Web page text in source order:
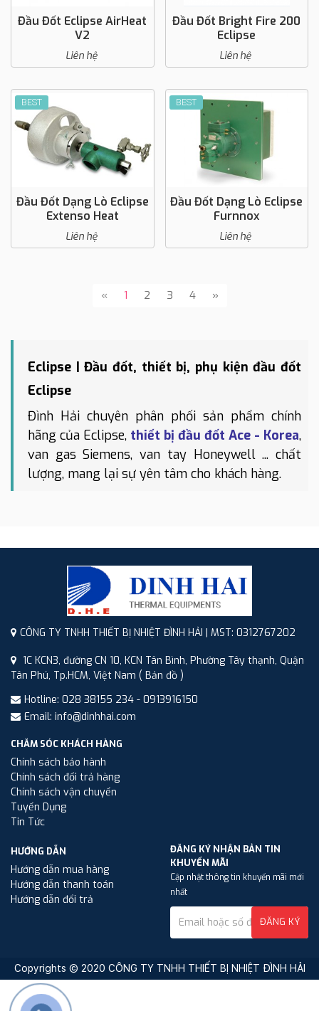
Đầu Đốt Eclipse AirHeat
V2
Liên hệ
Đầu Đốt Bright Fire 200
Eclipse
Liên hệ
BEST
Đầu Đốt Dạng Lò Eclipse
Extenso Heat
Liên hệ
BEST
Đầu Đốt Dạng Lò Eclipse
Furnnox
Liên hệ
« 1 2 3 4 »
Eclipse | Đầu đốt, thiết bị, phụ kiện đầu đốt
Eclipse
Đình Hải chuyên phân phối sản phẩm chính
hãng của Eclipse, thiết bị đầu đốt Ace - Korea,
van gas Siemens, van tay Honeywell ... chất
lượng, mang lại sự yên tâm cho khách hàng.
CÔNG TY TNHH THIẾT BỊ NHIỆT ĐÌNH HẢI | MST: 0312767202
1C KCN3, đường CN 10, KCN Tân Bình, Phường Tây thạnh, Quận
Tân Phú, Tp.HCM, Việt Nam ( Bản đồ )
Hotline: 028 38155 234 - 0913916150
Email: info@dinhhai.com
CHĂM SÓC KHÁCH HÀNG
Chính sách bảo hành
Chính sách đổi trả hàng
Chính sách vận chuyển
Tuyển Dụng
Tin Tức
HƯỚNG DẪN
Hướng dẫn mua hàng
Hướng dẫn thanh toán
Hướng dẫn đổi trả
ĐĂNG KÝ NHẬN BẢN TIN
KHUYẾN MÃI
Cập nhật thông tin khuyến mãi mới
nhất
ĐĂNG KÝ
Copyrights © 2020 CÔNG TY TNHH THIẾT BỊ NHIỆT ĐÌNH HẢI